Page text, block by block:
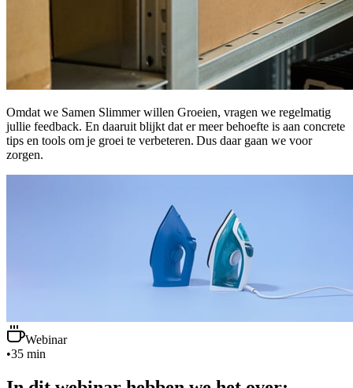
Omdat we Samen Slimmer willen Groeien, vragen we regelmatig
jullie feedback. En daaruit blijkt dat er meer behoefte is aan concrete
tips en tools om je groei te verbeteren. Dus daar gaan we voor
zorgen.
Webinar
•35 min